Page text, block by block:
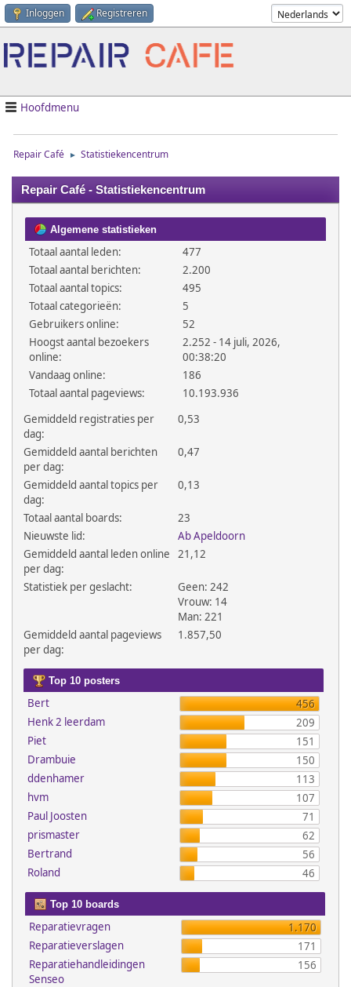
Inloggen Registreren
Hoofdmenu
Repair Café ► Statistiekencentrum
Repair Café - Statistiekencentrum
Algemene statistieken
Totaal aantal leden:
477
Totaal aantal berichten:
2.200
Totaal aantal topics:
495
Totaal categorieën:
5
Gebruikers online:
52
Hoogst aantal bezoekers
online:
2.252 - 14 juli, 2026,
00:38:20
Vandaag online:
186
Totaal aantal pageviews:
10.193.936
Gemiddeld registraties per
dag:
0,53
Gemiddeld aantal berichten
per dag:
0,47
Gemiddeld aantal topics per
dag:
0,13
Totaal aantal boards:
23
Nieuwste lid:
Ab Apeldoorn
Gemiddeld aantal leden online
per dag:
21,12
Statistiek per geslacht:
Geen: 242
Vrouw: 14
Man: 221
Gemiddeld aantal pageviews
per dag:
1.857,50
Top 10 posters
Bert
456
Henk 2 leerdam
209
Piet
151
Drambuie
150
ddenhamer
113
hvm
107
Paul Joosten
71
prismaster
62
Bertrand
56
Roland
46
Top 10 boards
Reparatievragen
1.170
Reparatieverslagen
171
Reparatiehandleidingen
Senseo
156